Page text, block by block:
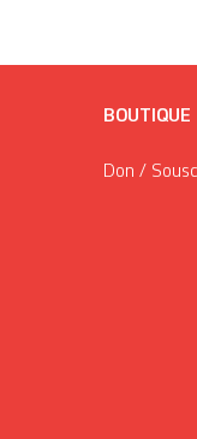
BOUTIQUE
Don /